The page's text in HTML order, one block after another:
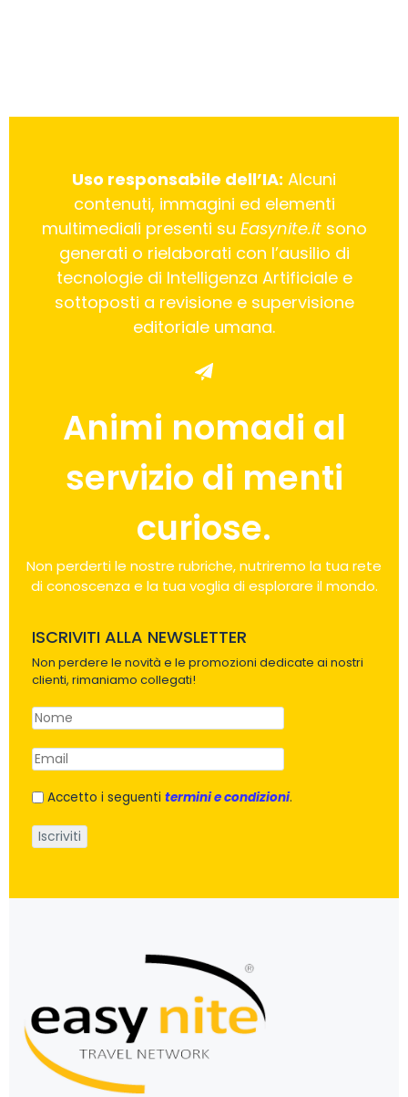
Uso responsabile dell’IA: Alcuni
contenuti, immagini ed elementi
multimediali presenti su Easynite.itsono
generati o rielaborati con l’ausilio di
tecnologie di Intelligenza Artificiale e
sottoposti a revisione e supervisione
editoriale umana.
Animi nomadi al
servizio di menti
curiose.
Non perderti le nostre rubriche, nutriremo la tua rete
di conoscenza e la tua voglia di esplorare il mondo.
ISCRIVITI ALLA NEWSLETTER
Non perdere le novità e le promozioni dedicate ai nostri
clienti, rimaniamo collegati!
Accetto i seguenti termini e condizioni.